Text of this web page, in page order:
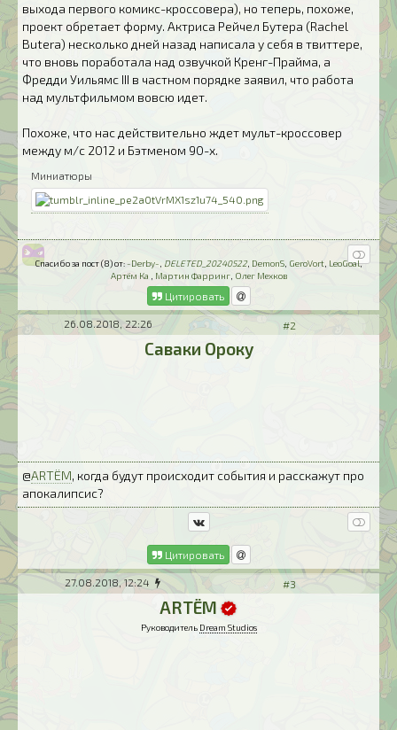
выхода первого комикс-кроссовера), но теперь, похоже,
проект обретает форму. Актриса Рейчел Бутера (Rachel
Butera) несколько дней назад написала у себя в твиттере,
что вновь поработала над озвучкой Кренг-Прайма, а
Фредди Уильямс III в частном порядке заявил, что работа
над мультфильмом вовсю идет.
Похоже, что нас действительно ждет мульт-кроссовер
между м/с 2012 и Бэтменом 90-х.
Миниатюры
Спасибо за пост (8) от:-Derby- DELETED_20240522 DemonS GeroVort LeoGoal,
Артём Ка
Мартин Фарринг, Олег Мехков
Цитировать
26.08.2018, 22:26 #2
Саваки Ороку
@ARTЁM, когда будут происходит события и расскажут про
апокалипсис?
Цитировать
27.08.2018, 12:24 #3
ARTЁM
Руководитель Dream Studios